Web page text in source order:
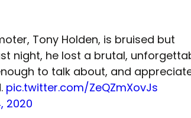
Tony Holden, is bruised but
night, he lost a brutal,
to talk about, and
pic.twitter.com/ZeQZmXovJs
2020